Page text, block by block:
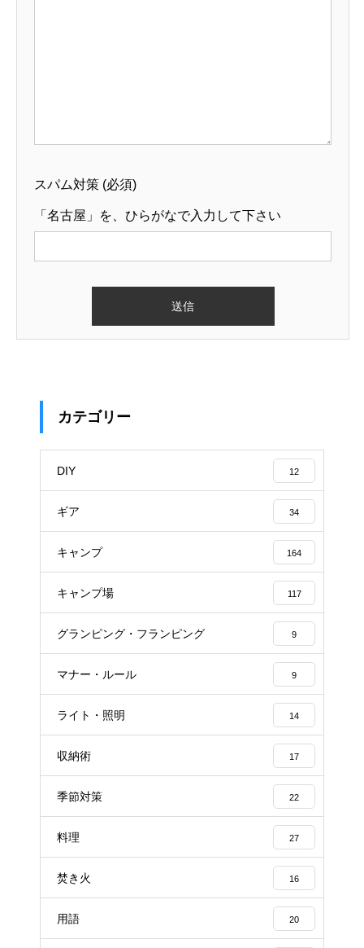
スパム対策 (必須)
「名古屋」を、ひらがなで入力して下さい
カテゴリー
DIY 12
ギア 34
キャンプ 164
キャンプ場 117
グランピング・フランピング 9
マナー・ルール 9
ライト・照明 14
収納術 17
季節対策 22
料理 27
焚き火 16
用語 20